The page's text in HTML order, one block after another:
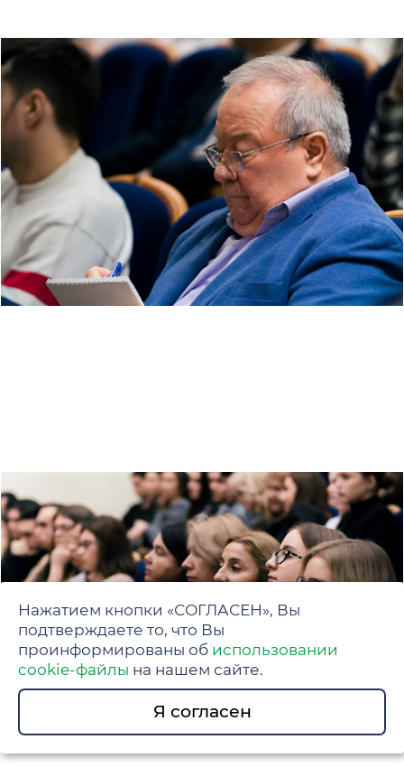
Нажатием кнопки «СОГЛАСЕН», Вы
подтверждаете то, что Вы
проинформированы об использовании
cookie-файлы на нашем сайте.
Я согласен